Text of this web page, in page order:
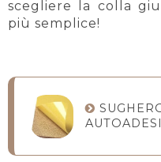
scegliere la colla
più semplice!